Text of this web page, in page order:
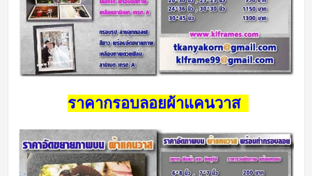
ราคากรอบลอยผ้าแคนวาส